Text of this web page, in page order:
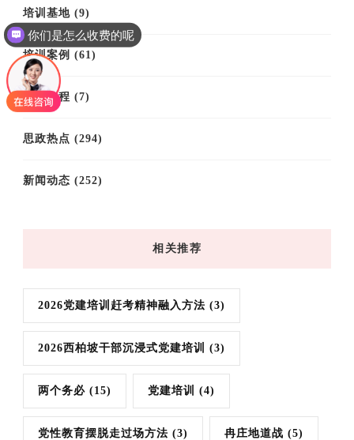
培训基地 (9)
培训案例 (61)
培训课程 (7)
思政热点 (294)
新闻动态 (252)
相关推荐
2026党建培训赶考精神融入方法 (3)
2026西柏坡干部沉浸式党建培训 (3)
两个务必 (15) 党建培训 (4)
党性教育摆脱走过场方法 (3) 冉庄地道战 (5)
你们是怎么收费的呢